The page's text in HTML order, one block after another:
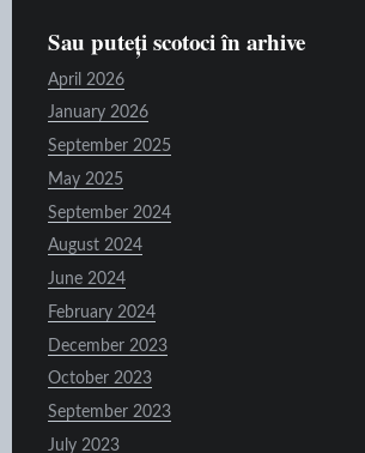
Sau puteți scotoci în arhive
April 2026
January 2026
September 2025
May 2025
September 2024
August 2024
June 2024
February 2024
December 2023
October 2023
September 2023
July 2023